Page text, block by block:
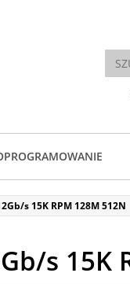
s 15K RPM 128M 512N
s 15K